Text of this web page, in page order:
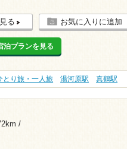
る お気に入りに追加
泊プランを見る
とり旅・一人旅 湯河原駅 真鶴駅
/